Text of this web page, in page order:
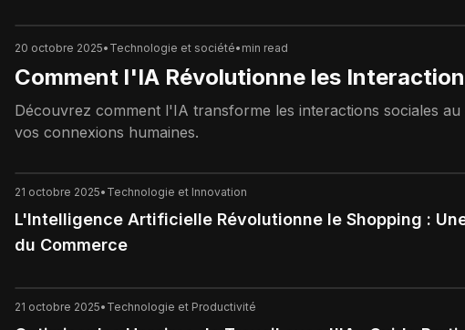
20 octobre 2025• Technologie et société• min read
Comment l'IA Révolutionne les
Découvrez comment l'IA transforme les interactions sociales
vos connexions humaines.
21 octobre 2025• Technologie et Innovation
L'Intelligence Artificielle Révolutionne le Shopping :
du Commerce
21 octobre 2025• Technologie et Productivité